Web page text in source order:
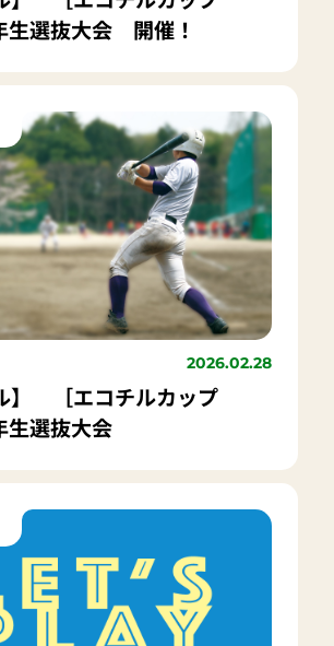
生選抜大会 開催！
2026.02.28
】 ［エコチルカップ
選抜大会